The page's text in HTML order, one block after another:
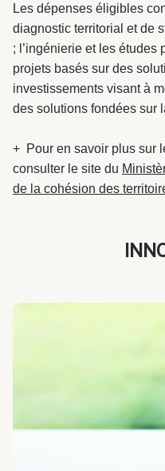
Les dépenses éligibles
diagnostic territorial et de
; l’ingénierie et les
projets basés sur des
investissements visant à
des solutions fondées sur
+ Pour en savoir plus sur
consulter le site du
de la cohésion des